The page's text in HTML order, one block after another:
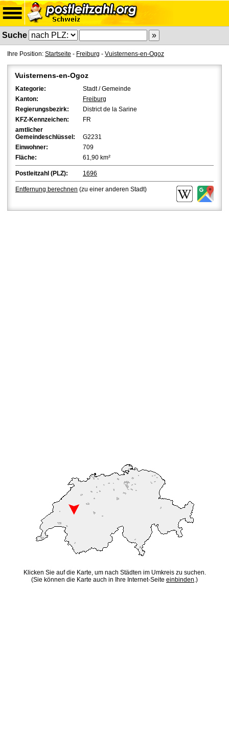
Suche
Ihre Position: Startseite - Freiburg - Vuisternens-en-Ogoz
Vuisternens-en-Ogoz
Kategorie:
Stadt / Gemeinde
Kanton:
Freiburg
Regierungsbezirk:
District de la Sarine
KFZ-Kennzeichen:
FR
amtlicher
Gemeindeschlüssel:
G2231
Einwohner:
709
Fläche:
61,90 km²
Postleitzahl (PLZ): 1696
Entfernung berechnen (zu einer anderen Stadt)
Klicken Sie auf die Karte, um nach Städten im Umkreis zu suchen.
(Sie können die Karte auch in Ihre Internet-Seite einbinden.)